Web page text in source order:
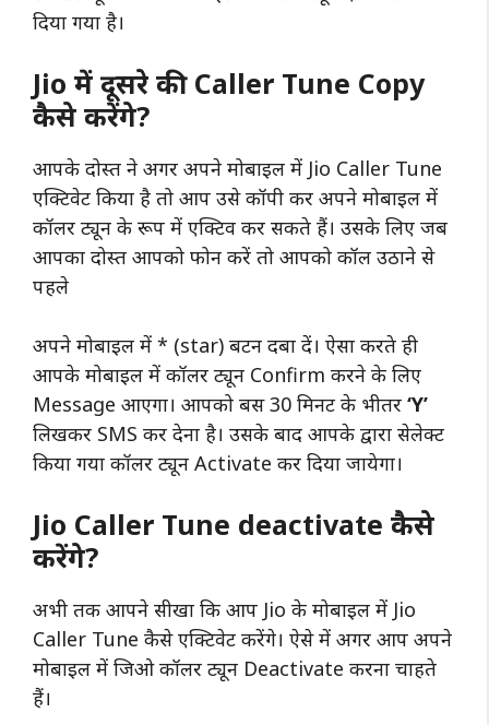
दिया गया है।
Jio में दूसरे की Caller Tune Copy
कैसे करेंगे?
आपके दोस्त ने अगर अपने मोबाइल में Jio Caller Tune
एक्टिवेट किया है तो आप उसे कॉपी कर अपने मोबाइल में
कॉलर ट्यून के रूप में एक्टिव कर सकते हैं। उसके लिए जब
आपका दोस्त आपको फोन करें तो आपको कॉल उठाने से
पहले
अपने मोबाइल में * (star) बटन दबा दें। ऐसा करते ही
आपके मोबाइल में कॉलर ट्यून Confirm करने के लिए
Message आएगा। आपको बस 30 मिनट के भीतर ‘Y’
लिखकर SMS कर देना है। उसके बाद आपके द्वारा सेलेक्ट
किया गया कॉलर ट्यून Activate कर दिया जायेगा।
Jio Caller Tune deactivate कैसे
करेंगे?
अभी तक आपने सीखा कि आप Jio के मोबाइल में Jio
Caller Tune कैसे एक्टिवेट करेंगे। ऐसे में अगर आप अपने
मोबाइल में जिओ कॉलर ट्यून Deactivate करना चाहते
हैं।